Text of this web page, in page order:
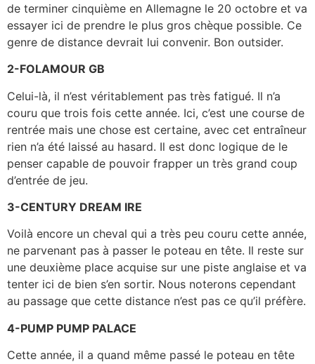
de terminer cinquième en Allemagne le 20 octobre et va
essayer ici de prendre le plus gros chèque possible. Ce
genre de distance devrait lui convenir. Bon outsider.
2-FOLAMOUR GB
Celui-là, il n’est véritablement pas très fatigué. Il n’a
couru que trois fois cette année. Ici, c’est une course de
rentrée mais une chose est certaine, avec cet entraîneur
rien n’a été laissé au hasard. Il est donc logique de le
penser capable de pouvoir frapper un très grand coup
d’entrée de jeu.
3-CENTURY DREAM IRE
Voilà encore un cheval qui a très peu couru cette année,
ne parvenant pas à passer le poteau en tête. Il reste sur
une deuxième place acquise sur une piste anglaise et va
tenter ici de bien s’en sortir. Nous noterons cependant
au passage que cette distance n’est pas ce qu’il préfère.
4-PUMP PUMP PALACE
Cette année, il a quand même passé le poteau en tête